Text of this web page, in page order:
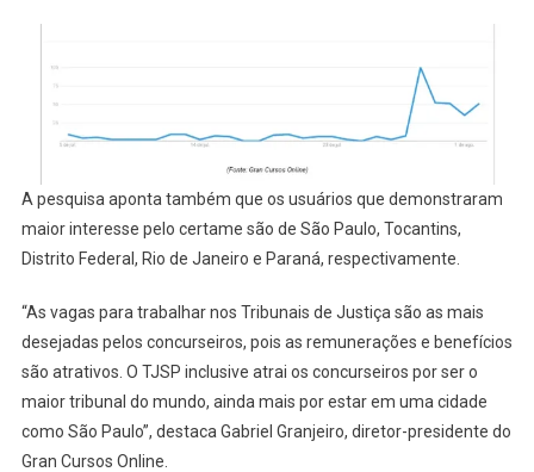
A pesquisa aponta também que os usuários que demonstraram
maior interesse pelo certame são de São Paulo, Tocantins,
Distrito Federal, Rio de Janeiro e Paraná, respectivamente.
“As vagas para trabalhar nos Tribunais de Justiça são as mais
desejadas pelos concurseiros, pois as remunerações e benefícios
são atrativos. O TJSP inclusive atrai os concurseiros por ser o
maior tribunal do mundo, ainda mais por estar em uma cidade
como São Paulo”, destaca Gabriel Granjeiro, diretor-presidente do
Gran Cursos Online.